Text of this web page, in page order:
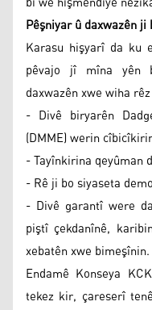
Pêşniyar û daxwazên
Karasu hişyarî da ku
pêvajo jî mîna yên
daxwazên xwe wiha
- Divê biryarên
(DMME) werin
- Tayînkirina qeyûman
- Rê ji bo siyaseta
- Divê garantî were
piştî çekdanînê,
xebatên xwe bimeşînin.
Endamê Konseya
tekez kir, çareserî